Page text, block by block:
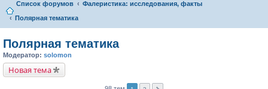
Список форумов
Фалеристика: исследования, факты
Полярная тематика
Полярная тематика
Модератор: solomon
Новая тема